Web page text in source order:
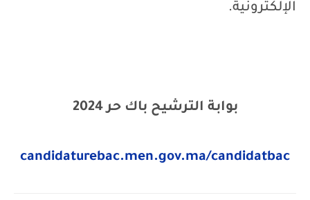
الإلكترونية.
بوابة الترشيح باك حر 2024
candidaturebac.men.gov.ma/candidatbac